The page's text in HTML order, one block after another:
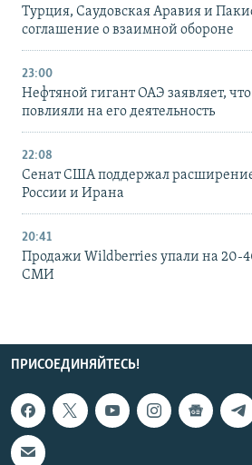
Турция, Саудовская Аравия и
соглашение о взаимной обороне
23:00
Нефтяной гигант ОАЭ заявляет,
повлияли на его деятельность
22:08
Сенат США поддержал
России и Ирана
20:41
Продажи Wildberries упали на 20-
СМИ
ПРИСОЕДИНЯЙТЕСЬ!